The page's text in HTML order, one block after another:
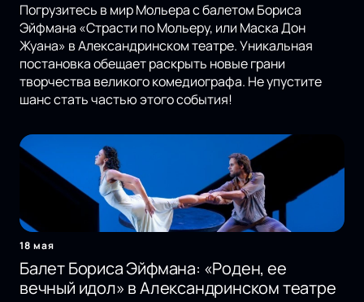
Погрузитесь в мир Мольера с балетом Бориса
Эйфмана «Страсти по Мольеру, или Маска Дон
Жуана» в Александринском театре. Уникальная
постановка обещает раскрыть новые грани
творчества великого комедиографа. Не упустите
шанс стать частью этого события!
18 мая
Балет Бориса Эйфмана: «Роден, ее
вечный идол» в Александринском театре